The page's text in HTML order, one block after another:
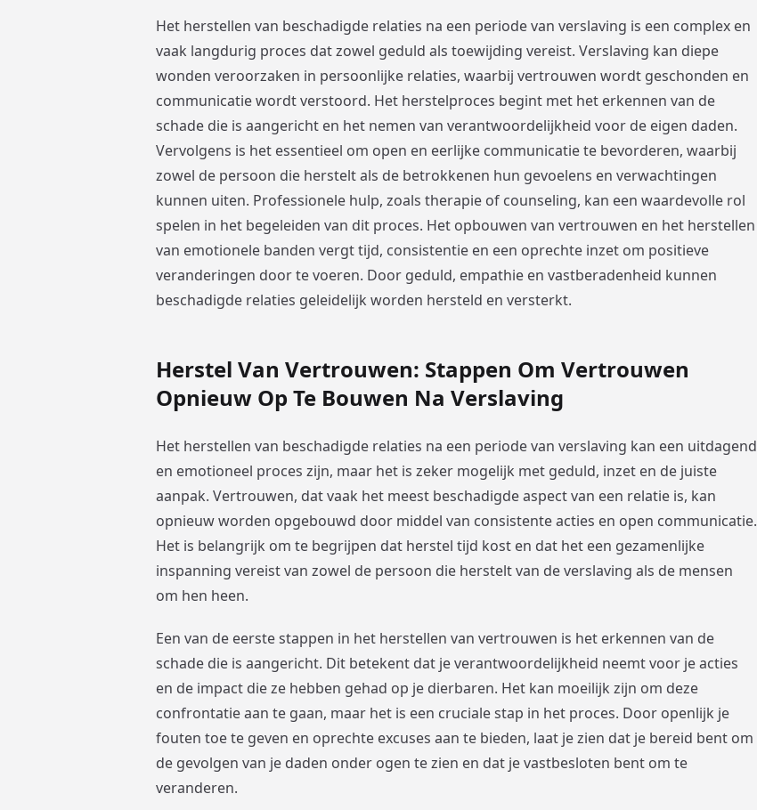
Het herstellen van beschadigde relaties na een periode van verslaving is een complex en
vaak langdurig proces dat zowel geduld als toewijding vereist. Verslaving kan diepe
wonden veroorzaken in persoonlijke relaties, waarbij vertrouwen wordt geschonden en
communicatie wordt verstoord. Het herstelproces begint met het erkennen van de
schade die is aangericht en het nemen van verantwoordelijkheid voor de eigen daden.
Vervolgens is het essentieel om open en eerlijke communicatie te bevorderen, waarbij
zowel de persoon die herstelt als de betrokkenen hun gevoelens en verwachtingen
kunnen uiten. Professionele hulp, zoals therapie of counseling, kan een waardevolle rol
spelen in het begeleiden van dit proces. Het opbouwen van vertrouwen en het herstellen
van emotionele banden vergt tijd, consistentie en een oprechte inzet om positieve
veranderingen door te voeren. Door geduld, empathie en vastberadenheid kunnen
beschadigde relaties geleidelijk worden hersteld en versterkt.
Herstel Van Vertrouwen: Stappen Om Vertrouwen
Opnieuw Op Te Bouwen Na Verslaving
Het herstellen van beschadigde relaties na een periode van verslaving kan een uitdagend
en emotioneel proces zijn, maar het is zeker mogelijk met geduld, inzet en de juiste
aanpak. Vertrouwen, dat vaak het meest beschadigde aspect van een relatie is, kan
opnieuw worden opgebouwd door middel van consistente acties en open communicatie.
Het is belangrijk om te begrijpen dat herstel tijd kost en dat het een gezamenlijke
inspanning vereist van zowel de persoon die herstelt van de verslaving als de mensen
om hen heen.
Een van de eerste stappen in het herstellen van vertrouwen is het erkennen van de
schade die is aangericht. Dit betekent dat je verantwoordelijkheid neemt voor je acties
en de impact die ze hebben gehad op je dierbaren. Het kan moeilijk zijn om deze
confrontatie aan te gaan, maar het is een cruciale stap in het proces. Door openlijk je
fouten toe te geven en oprechte excuses aan te bieden, laat je zien dat je bereid bent om
de gevolgen van je daden onder ogen te zien en dat je vastbesloten bent om te
veranderen.